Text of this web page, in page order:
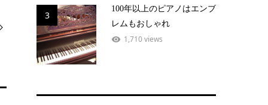
3
100年以上のピアノはエンブ
レムもおしゃれ
1,710 views